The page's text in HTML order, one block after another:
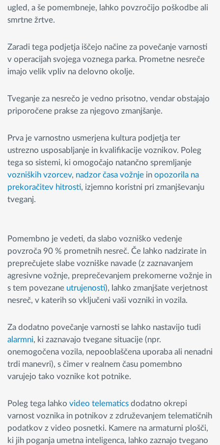
ugled, a še pomembneje, lahko povzročijo poškodbe ali
smrtne žrtve.
Zaradi tega podjetja iščejo načine za povečanje varnosti
v operacijah svojega voznega parka. Prometne nesreče
imajo velik vpliv na delovno okolje.
Tveganje za nesrečo je vedno prisotno, vendar obstajajo
priporočene prakse za njegovo zmanjšanje.
Prva je varnostno usmerjena kultura podjetja ter
ustrezno usposabljanje in kvalifikacije voznikov. Poleg
tega so sistemi, ki omogočajo natančno spremljanje
vozniških vzorcev, nadzor časa vožnje in opozorila na
prekoračitev hitrosti, izjemno koristni pri zmanjševanju
tveganj.
Pomembno je vedeti, da slabo vozniško vedenje
povzroča 90 % prometnih nesreč. Če lahko nadzirate in
preprečujete slabe vozniške navade (z zaznavanjem
agresivne vožnje, preprečevanjem prekomerne vožnje in
s tem povezane utrujenosti), lahko zmanjšate verjetnost
nesreč, v katerih so vključeni vaši vozniki in vozila.
Za dodatno povečanje varnosti se lahko nastavijo tudi
alarmni, ki zaznavajo tvegane situacije (npr.
onemogočena vozila, nepooblaščena uporaba ali nenadni
trdi manevri), s čimer v realnem času pomembno
varujejo tako voznike kot potnike.
Poleg tega lahko video telematics dodatno okrepi
varnost voznika in potnikov z združevanjem telematičnih
podatkov z video posnetki. Kamere na armaturni plošči,
ki jih poganja umetna inteligenca, lahko zaznajo tvegano